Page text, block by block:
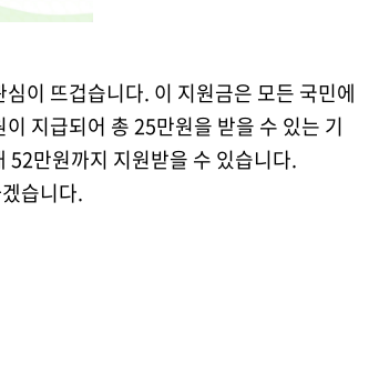
이 뜨겁습니다. 이 지원금은 모든 국민에
지급되어 총 25만원을 받을 수 있는 기
52만원까지 지원받을 수 있습니다.
습니다.